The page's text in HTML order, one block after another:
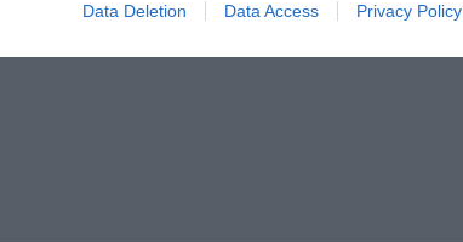
Data Deletion Data Access Privacy Policy